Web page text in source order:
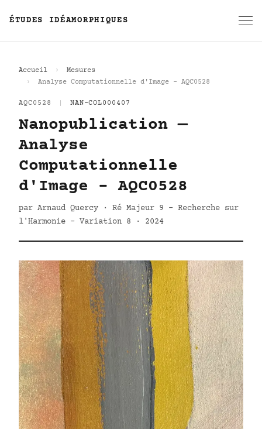
ÉTUDES IDÉAMORPHIQUES
Accueil
Mesures
Analyse Computationnelle d'Image - AQC0528
AQC0528 NAN-COL000407
Nanopublication —
Analyse
Computationnelle
d'Image - AQC0528
par Arnaud Quercy · Ré Majeur 9 - Recherche sur
l'Harmonie - Variation 8 · 2024